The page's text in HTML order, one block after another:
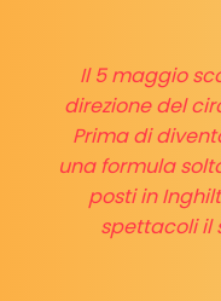
Il 5 maggio
direzione del
Prima di
una formula
posti in
spettacoli il